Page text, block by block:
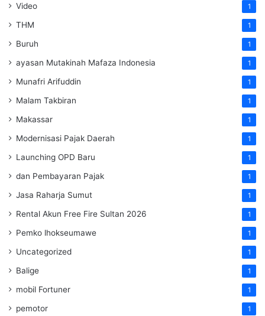
Video 1
THM 1
Buruh 1
ayasan Mutakinah Mafaza Indonesia 1
Munafri Arifuddin 1
Malam Takbiran 1
Makassar 1
Modernisasi Pajak Daerah 1
Launching OPD Baru 1
dan Pembayaran Pajak 1
Jasa Raharja Sumut 1
Rental Akun Free Fire Sultan 2026 1
Pemko lhokseumawe 1
Uncategorized 1
Balige 1
mobil Fortuner 1
pemotor 1